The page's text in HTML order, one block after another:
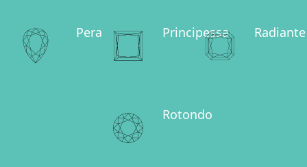
Pera Principessa Radiante
Rotondo